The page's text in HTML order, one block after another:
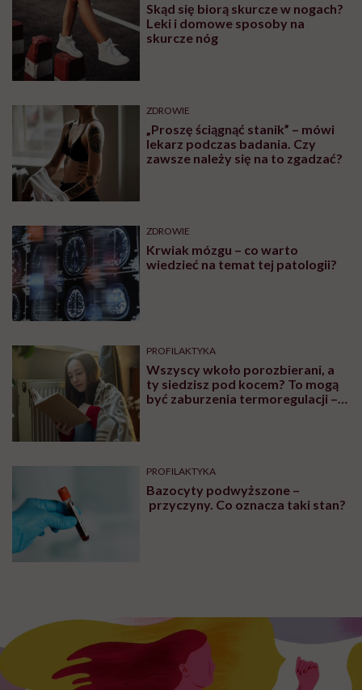
Skąd się biorą skurcze w nogach?
Leki i domowe sposoby na
skurcze nóg
ZDROWIE
„Proszę ściągnąć stanik” – mówi
lekarz podczas badania. Czy
zawsze należy się na to zgadzać?
ZDROWIE
Krwiak mózgu – co warto
wiedzieć na temat tej patologii?
PROFILAKTYKA
Wszyscy wkoło porozbierani, a
ty siedzisz pod kocem? To mogą
być zaburzenia termoregulacji –
PROFILAKTYKA
Bazocyty podwyższone –
przyczyny. Co oznacza taki stan?